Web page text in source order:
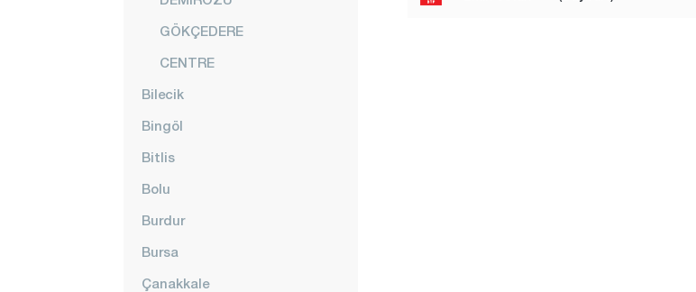
GÖKÇEDERE
CENTRE
Bilecik
Bingöl
Bitlis
Bolu
Burdur
Bursa
Çanakkale